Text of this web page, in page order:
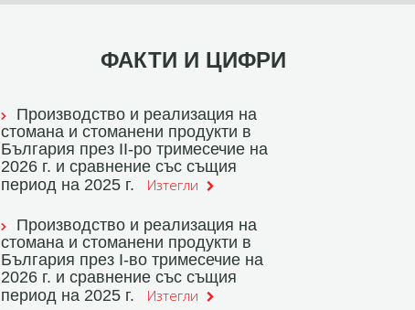
ФАКТИ И ЦИФРИ
Производство и реализация на
стомана и стоманени продукти в
България през II-ро тримесечие на
2026 г. и сравнение със същия
период на 2025 г.
Изтегли
Производство и реализация на
стомана и стоманени продукти в
България през I-во тримесечие на
2026 г. и сравнение със същия
период на 2025 г.
Изтегли